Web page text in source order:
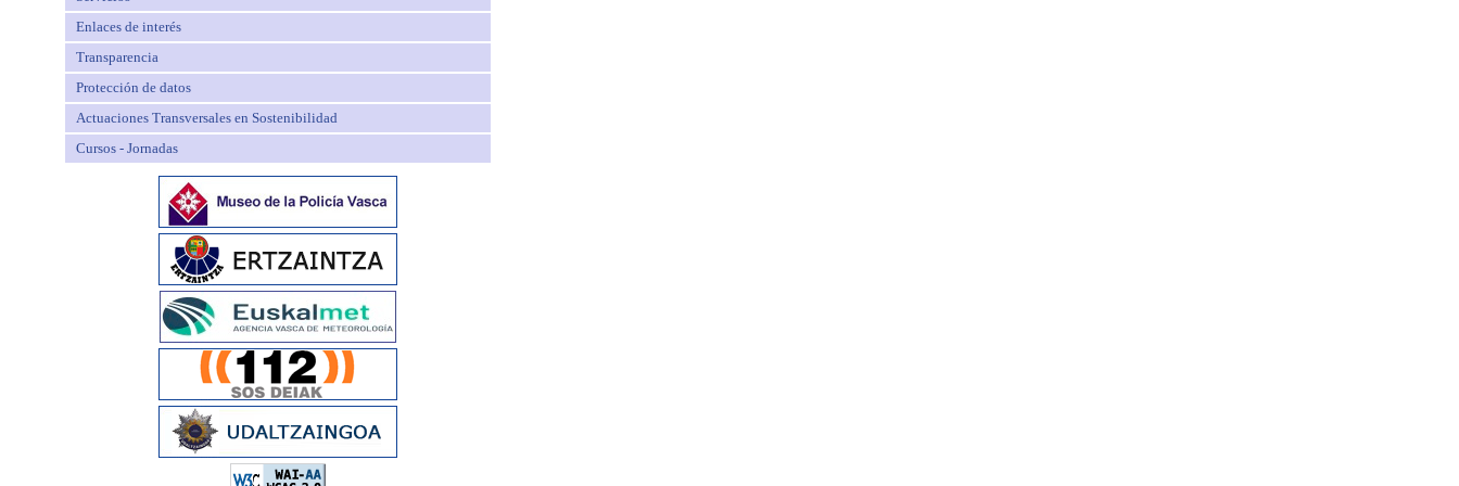
Enlaces de interés
Transparencia
Protección de datos
Actuaciones Transversales en Sostenibilidad
Cursos - Jornadas